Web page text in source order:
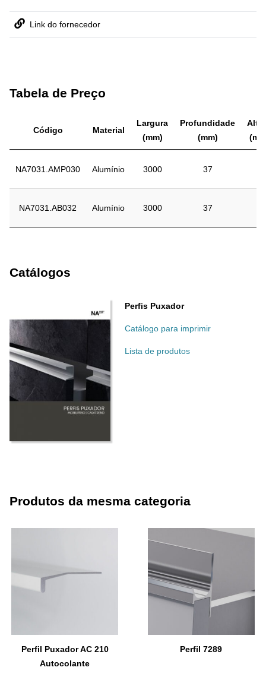
Link do fornecedor
Tabela de Preço
Código Material
Largura
(mm)
Profundidade
(mm)
NA7031.AMP030 Alumínio 3000 37
NA7031.AB032 Alumínio 3000 37
Catálogos
Perfis Puxador
Catálogo para imprimir
Lista de produtos
Produtos da mesma categoria
Perfil Puxador AC 210
Autocolante
Perfil 7289